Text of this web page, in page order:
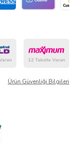
Ürün Güvenliği Bilgileri